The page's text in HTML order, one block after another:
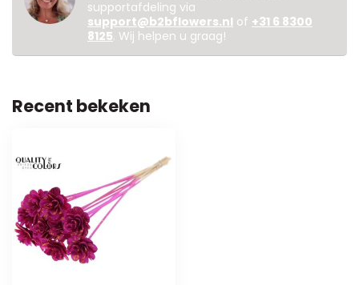
supportafdeling via
support@b2bflowers.nl of +31 6 8300
8125. Wij helpen u graag!
Recent bekeken